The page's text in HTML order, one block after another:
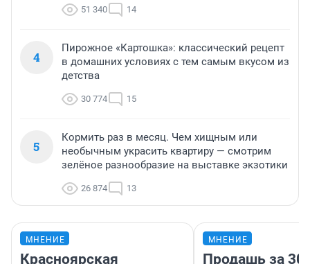
51 340 14
4
Пирожное «Картошка»: классический рецепт
в домашних условиях с тем самым вкусом из
детства
30 774 15
5
Кормить раз в месяц. Чем хищным или
необычным украсить квартиру — смотрим
зелёное разнообразие на выставке экзотики
26 874 13
МНЕНИЕ
Красноярская
МНЕНИЕ
Продашь за